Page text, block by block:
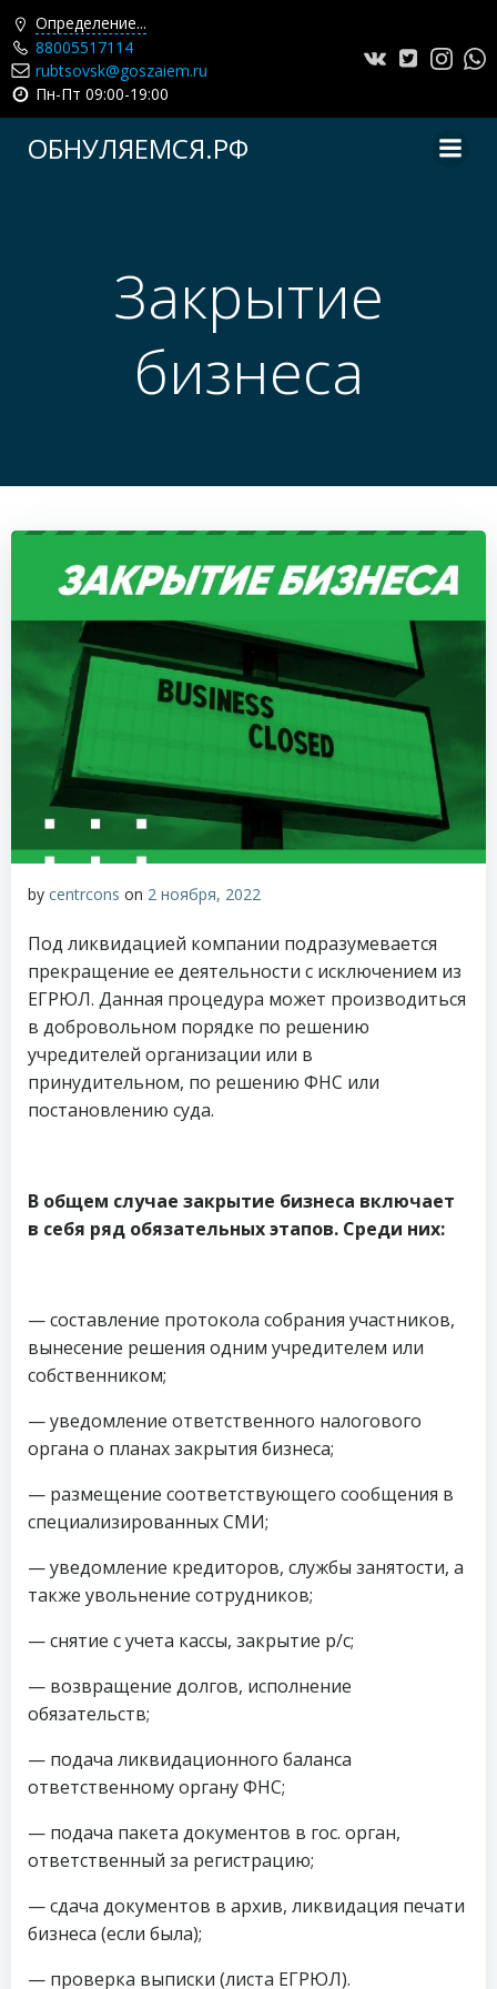
Определение...
88005517114
rubtsovsk@goszaiem.ru
Пн-Пт 09:00-19:00
ОБНУЛЯЕМСЯ.РФ
Закрытие
бизнеса
by centrcons on 2 ноября, 2022
Под ликвидацией компании подразумевается
прекращение ее деятельности с исключением из
ЕГРЮЛ. Данная процедура может производиться
в добровольном порядке по решению
учредителей организации или в
принудительном, по решению ФНС или
постановлению суда.
В общем случае закрытие бизнеса включает
в себя ряд обязательных этапов. Среди них:
— составление протокола собрания участников,
вынесение решения одним учредителем или
собственником;
— уведомление ответственного налогового
органа о планах закрытия бизнеса;
— размещение соответствующего сообщения в
специализированных СМИ;
— уведомление кредиторов, службы занятости, а
также увольнение сотрудников;
— снятие с учета кассы, закрытие р/с;
— возвращение долгов, исполнение
обязательств;
— подача ликвидационного баланса
ответственному органу ФНС;
— подача пакета документов в гос. орган,
ответственный за регистрацию;
— сдача документов в архив, ликвидация печати
бизнеса (если была);
— проверка выписки (листа ЕГРЮЛ).